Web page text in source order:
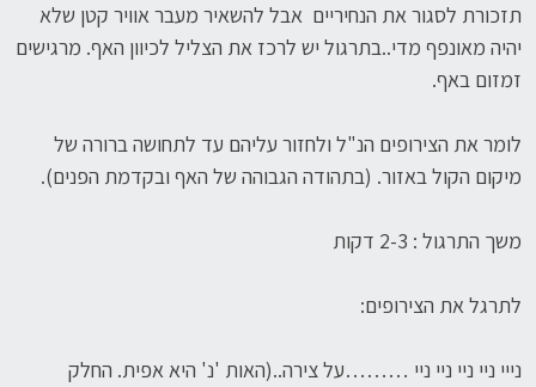
תזכורת לסגור את הנחיריים אבל להשאיר מעבר אוויר קטן שלא
יהיה מאונפף מדי..בתרגול יש לרכז את הצליל לכיוון האף. מרגישים
זמזום באף.
לומר את הצירופים הנ"ל ולחזור עליהם עד לתחושה ברורה של
מיקום הקול באזור. (בתהודה הגבוהה של האף ובקדמת הפנים).
משך התרגול : 2-3 דקות
לתרגל את הצירופים:
נייי ניי ניי ניי ניי ………על צירה..(האות 'נ' היא אפית. החלק